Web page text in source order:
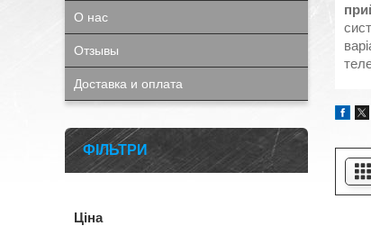
О нас
Отзывы
Доставка и оплата
ФІЛЬТРИ
Ціна